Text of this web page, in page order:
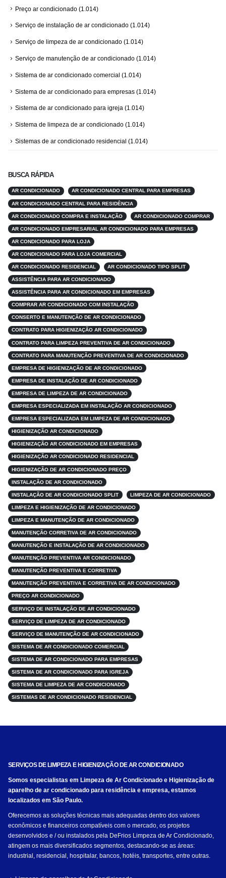
Preço ar condicionado (1.014)
Serviço de instalação de ar condicionado (1.014)
Serviço de limpeza de ar condicionado (1.014)
Serviço de manutenção de ar condicionado (1.014)
Sistema de ar condicionado comercial (1.014)
Sistema de ar condicionado para empresas (1.014)
Sistema de ar condicionado para igreja (1.014)
Sistema de limpeza de ar condicionado (1.014)
Sistemas de ar condicionado residencial (1.014)
BUSCA RÁPIDA
AR CONDICIONADO AR CONDICIONADO CENTRAL PARA EMPRESAS
AR CONDICIONADO CENTRAL PARA RESIDÊNCIA
AR CONDICIONADO COMPRA E INSTALAÇÃO AR CONDICIONADO COMPRAR
AR CONDICIONADO EMPRESARIAL AR CONDICIONADO PARA EMPRESAS
AR CONDICIONADO PARA LOJA
AR CONDICIONADO PARA LOJA COMERCIAL
AR CONDICIONADO RESIDENCIAL AR CONDICIONADO TIPO SPLIT
ASSISTÊNCIA PARA AR CONDICIONADO
ASSISTÊNCIA PARA AR CONDICIONADO EM EMPRESAS
COMPRAR AR CONDICIONADO COM INSTALAÇÃO
CONSERTO E MANUTENÇÃO DE AR CONDICIONADO
CONTRATO PARA HIGIENIZAÇÃO AR CONDICIONADO
CONTRATO PARA LIMPEZA PREVENTIVA DE AR CONDICIONADO
CONTRATO PARA MANUTENÇÃO PREVENTIVA DE AR CONDICIONADO
EMPRESA DE HIGIENIZAÇÃO DE AR CONDICIONADO
EMPRESA DE INSTALAÇÃO DE AR CONDICIONADO
EMPRESA DE LIMPEZA DE AR CONDICIONADO
EMPRESA ESPECIALIZADA EM INSTALAÇÃO AR CONDICIONADO
EMPRESA ESPECIALIZADA EM LIMPEZA DE AR CONDICIONADO
HIGIENIZAÇÃO AR CONDICIONADO
HIGIENIZAÇÃO AR CONDICIONADO EM EMPRESAS
HIGIENIZAÇÃO AR CONDICIONADO RESIDENCIAL
HIGIENIZAÇÃO DE AR CONDICIONADO PREÇO
INSTALAÇÃO DE AR CONDICIONADO
INSTALAÇÃO DE AR CONDICIONADO SPLIT LIMPEZA DE AR CONDICIONADO
LIMPEZA E HIGIENIZAÇÃO DE AR CONDICIONADO
LIMPEZA E MANUTENÇÃO DE AR CONDICIONADO
MANUTENÇÃO CORRETIVA DE AR CONDICIONADO
MANUTENÇÃO E INSTALAÇÃO DE AR CONDICIONADO
MANUTENÇÃO PREVENTIVA AR CONDICIONADO
MANUTENÇÃO PREVENTIVA E CORRETIVA
MANUTENÇÃO PREVENTIVA E CORRETIVA DE AR CONDICIONADO
PREÇO AR CONDICIONADO
SERVIÇO DE INSTALAÇÃO DE AR CONDICIONADO
SERVIÇO DE LIMPEZA DE AR CONDICIONADO
SERVIÇO DE MANUTENÇÃO DE AR CONDICIONADO
SISTEMA DE AR CONDICIONADO COMERCIAL
SISTEMA DE AR CONDICIONADO PARA EMPRESAS
SISTEMA DE AR CONDICIONADO PARA IGREJA
SISTEMA DE LIMPEZA DE AR CONDICIONADO
SISTEMAS DE AR CONDICIONADO RESIDENCIAL
SERVIÇOS DE LIMPEZA E HIGIENIZAÇÃO DE AR CONDICIONADO
Somos especialistas em Limpeza de Ar Condicionado e Higienização de
aparelho de ar condicionado para residência e empresa, estamos
localizados em São Paulo.
Oferecemos as soluções técnicas mais adequadas dentro dos valores
econômicos e financeiros compatíveis com o mercado, os projetos
desenvolvidos e / ou instalados pela DeFrios Limpeza de Ar Condicionado,
atingem os mais diversificados segmentos, destacando-se as áreas:
industrial, residencial, hospitalar, bancos, hotéis, transportes, entre outras.